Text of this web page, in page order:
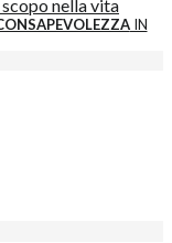
IN